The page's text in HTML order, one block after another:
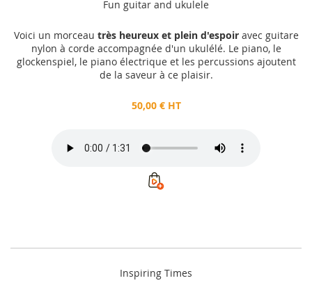
Fun guitar and ukulele
Voici un morceau très heureux et plein d'espoiravec guitare
nylon à corde accompagnée d'un ukulélé. Le piano, le
glockenspiel, le piano électrique et les percussions ajoutent
de la saveur à ce plaisir.
50,00 € HT
Inspiring Times